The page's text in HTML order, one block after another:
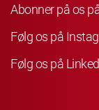
Abonner på os
Følg os på
Følg os på